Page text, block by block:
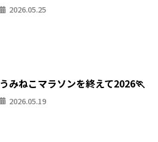
2026.05.25
うみねこマラソンを終えて2026🏃
2026.05.19